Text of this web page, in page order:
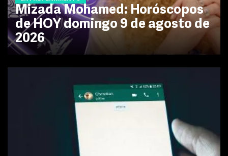
Mizada Mohamed: Horóscopos
de HOY domingo 9 de agosto de
2026